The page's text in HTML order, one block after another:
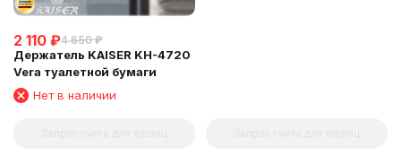
2 110 ₽4 650 ₽
Держатель KAISER KH-4720
Vera туалетной бумаги
Нет в наличии